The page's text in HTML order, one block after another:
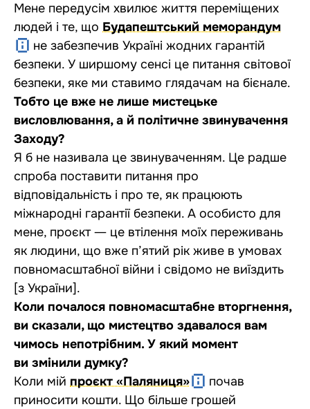
Мене передусім хвилює життя переміщених
людей і те, що Будапештський меморандум
не забезпечив Україні жодних гарантій
безпеки. У ширшому сенсі це питання світової
безпеки, яке ми ставимо глядачам на бієнале.
Тобто це вже не лише мистецьке
висловлювання, а й політичне звинувачення
Заходу?
Я б не називала це звинуваченням. Це радше
спроба поставити питання про
відповідальність і про те, як працюють
міжнародні гарантії безпеки. А особисто для
мене, проєкт ― це втілення моїх переживань
як людини, що вже п’ятий рік живе в умовах
повномасштабної війни і свідомо не виїздить
[з України].
Коли почалося повномасштабне вторгнення,
ви сказали, що мистецтво здавалося вам
чимось непотрібним. У який момент
ви змінили думку?
Коли мій проєкт «Паляниця»
почав
приносити кошти. Що більше грошей